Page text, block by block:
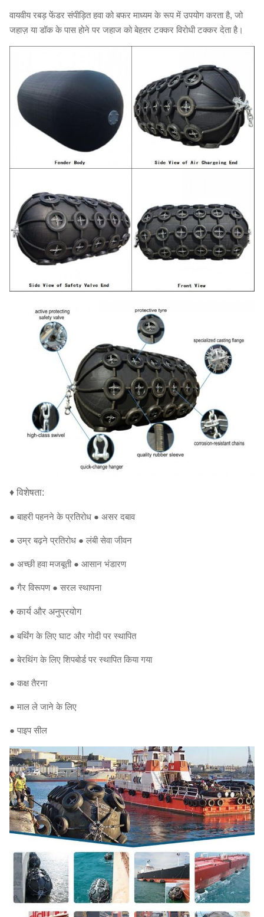
वायवीय रबड़ फेंडर संपीड़ित हवा को बफर माध्यम के रूप में उपयोग करता है, जो
जहाज़ या डॉक के पास होने पर जहाज को बेहतर टक्कर विरोधी टक्कर देता है।
♦ विशेषता:
● बाहरी पहनने के प्रतिरोध ● असर दबाव
● उम्र बढ़ने प्रतिरोध ● लंबी सेवा जीवन
● अच्छी हवा मजबूती ● आसान भंडारण
● गैर विरूपण ● सरल स्थापना
♦ कार्य और अनुप्रयोग
● बर्थिंग के लिए घाट और गोदी पर स्थापित
● बेरथिंग के लिए शिपबोर्ड पर स्थापित किया गया
● कक्ष तैरना
● माल ले जाने के लिए
● पाइप सील